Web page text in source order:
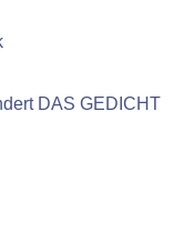
DAS GEDICHT